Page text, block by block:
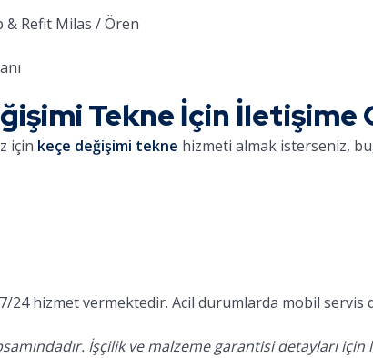
Refit Milas / Ören
Tekne İçin İletişime
için keçe değişimi tekne hizmeti almak isterseniz,
24 hizmet vermektedir. Acil durumlarda mobil servis
İşçilik ve malzeme garantisi detayları